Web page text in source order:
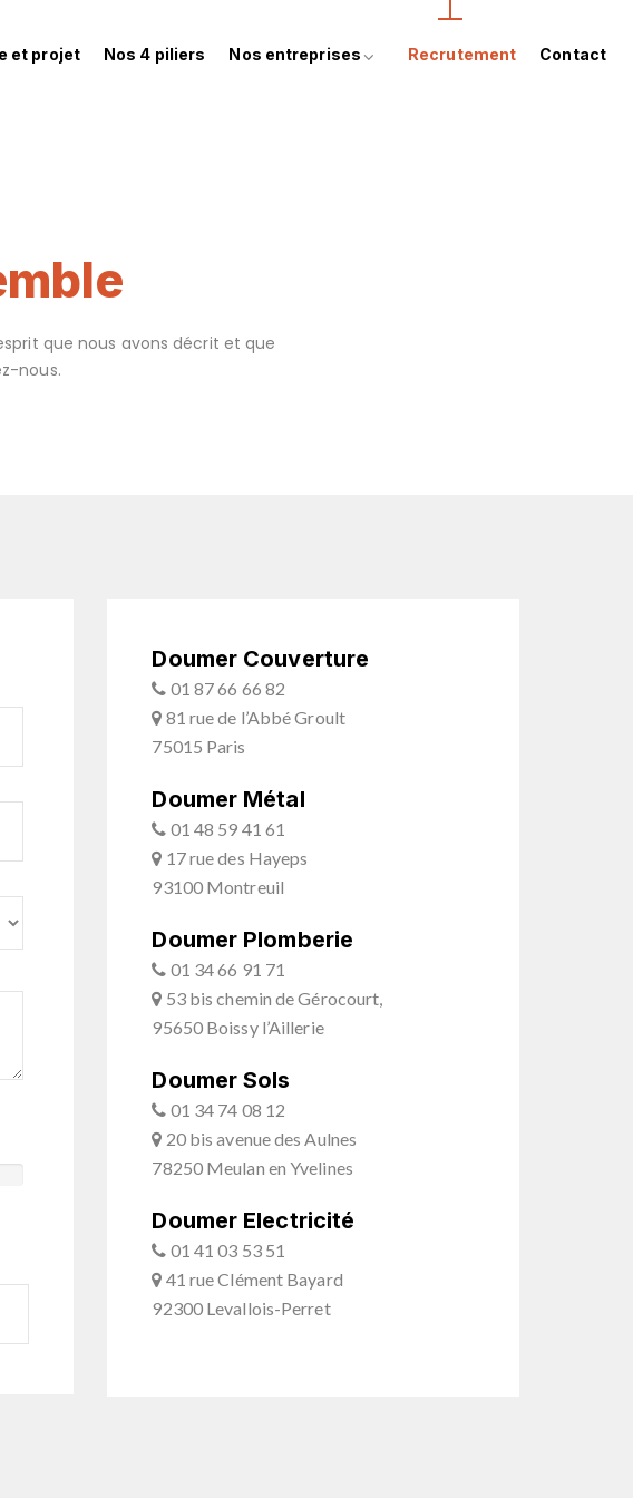
et projet Nos 4 piliers Nos entreprises Recrutement Contact
que nous avons décrit et que
nous.
Doumer Couverture
01 87 66 66 82
81 rue de l’Abbé Groult
75015 Paris
Doumer Métal
01 48 59 41 61
17 rue des Hayeps
93100 Montreuil
Doumer Plomberie
01 34 66 91 71
53 bis chemin de Gérocourt,
95650 Boissy l’Aillerie
Doumer Sols
01 34 74 08 12
20 bis avenue des Aulnes
78250 Meulan en Yvelines
Doumer Electricité
01 41 03 53 51
41 rue Clément Bayard
92300 Levallois-Perret